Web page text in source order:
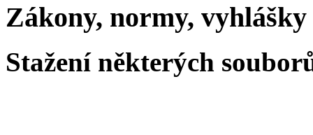
Zákony, normy, vyhlášky
Stažení některých